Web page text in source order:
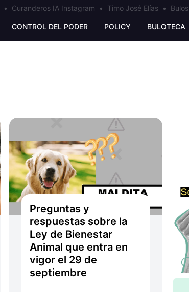
• Curanderos IA Instagram • Timo José Elías • Bulos
CONTROL DEL PODER POLICY BULOTECA
Preguntas y
respuestas sobre la
Ley de Bienestar
Animal que entra en
vigor el 29 de
septiembre